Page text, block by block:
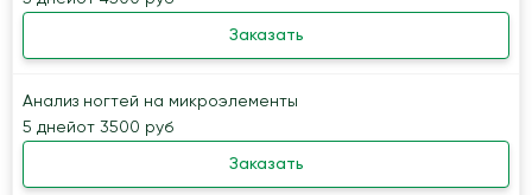
Заказать
Анализ ногтей на микроэлементы
5 днейот 3500 руб
Заказать